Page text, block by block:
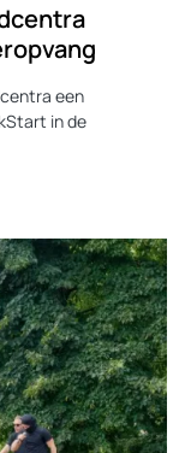
een
in de